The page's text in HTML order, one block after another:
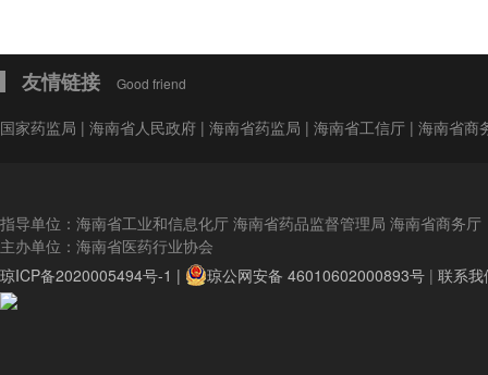
友情链接 Good friend
国家药监局 | 海南省人民政府 | 海南省药监局 | 海南省工信厅 | 海南省商
指导单位：海南省工业和信息化厅 海南省药品监督管理局 海南省商务厅
主办单位：海南省医药行业协会
琼ICP备2020005494号-1 |
琼公网安备 46010602000893号 | 联系我